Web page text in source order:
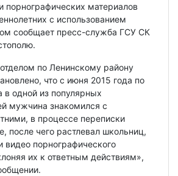
порнографических материалов
с использованием
сообщает пресс-служба ГСУ СК
по Ленинскому району
что с июня 2015 года по
в одной из популярных
мужчина знакомился с
в процессе переписки
после чего растлевал школьниц,
видео порнографического
их к ответным действиям»,